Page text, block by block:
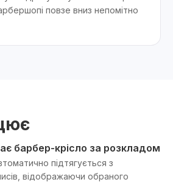
повзе вниз непомітно
барбер-крісло за розкладом
підтягується з
відображаючи обраного